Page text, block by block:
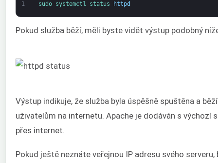
1 sudo systemctl status httpd
Pokud služba běží, měli byste vidět výstup podobný
Výstup indikuje, že služba byla úspěšně spuštěna a
uživatelům na internetu. Apache je dodáván s
přes internet.
Pokud ještě neznáte veřejnou IP adresu svého